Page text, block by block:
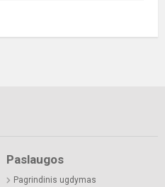
Paslaugos
Pagrindinis ugdymas